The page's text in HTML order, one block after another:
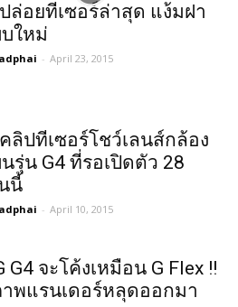
ปล่อยทีเซอร์ล่าสุด แง้มฝา
ใหม่
- April 23, 2015
คลิปทีเซอร์โชว์เลนส์กล้อง
รุ่น G4 ที่รอเปิดตัว 28
นี้
- April 10, 2015
G4 จะโค้งเหมือน G Flex !!
พแรนเดอร์หลุดออกมา